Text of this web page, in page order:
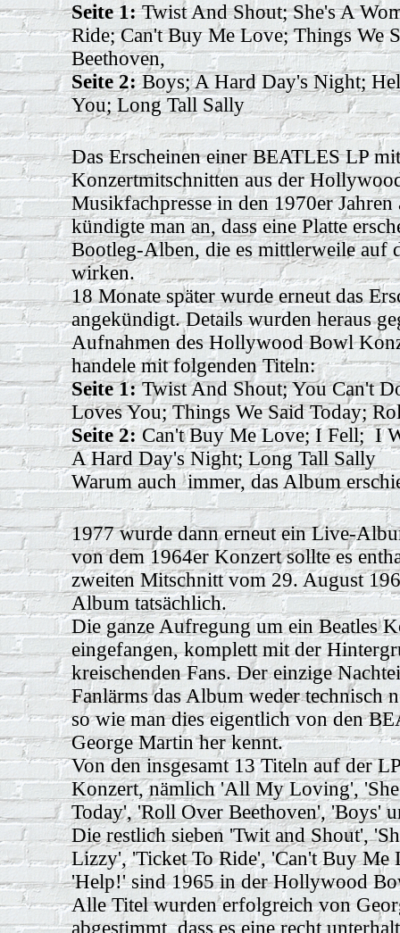
Seite 1:Twist And Shout; She's A
Ride; Can't Buy Me Love; Things We
Beethoven,
Seite 2:Boys; A Hard Day's Night;
You; Long Tall Sally
Das Erscheinen einer BEATLES LP
Konzertmitschnitten aus der
Musikfachpresse in den 1970er
kündigte man an, dass eine Platte
Bootleg-Alben, die es mittlerweile auf
wirken.
18 Monate später wurde erneut das
angekündigt. Details wurden heraus
Aufnahmen des Hollywood Bowl
handele mit folgenden Titeln:
Seite 1:Twist And Shout; You Can't
Loves You; Things We Said Today;
Seite 2:Can't Buy Me Love; I Fell; I
A Hard Day's Night; Long Tall Sally
Warum auch immer, das Album
1977 wurde dann erneut ein Live-
von dem 1964er Konzert sollte es
zweiten Mitschnitt vom 29. August
Album tatsächlich.
Die ganze Aufregung um ein Beatles
eingefangen, komplett mit der
kreischenden Fans. Der einzige
Fanlärms das Album weder technisch
so wie man dies eigentlich von den
George Martin her kennt.
Von den insgesamt 13 Titeln auf der
Konzert, nämlich'All My Loving',
Today', 'Roll Over Beethoven', 'Boys'
Die restlich sieben 'Twit and Shout',
Lizzy', 'Ticket To Ride', 'Can't Buy
'Help!'sind 1965 in der Hollywood
Alle Titel wurden erfolgreich von
abgestimmt, dass es eine recht